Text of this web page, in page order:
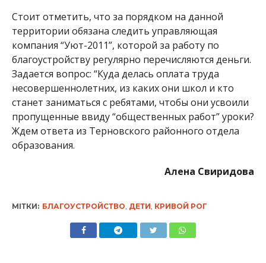
Стоит отметить, что за порядком на данной
территории обязана следить управляющая
компания “Уют-2011”, которой за работу по
благоустройству регулярно перечисляются деньги.
Задается вопрос: “Куда делась оплата труда
несовершеннолетних, из каких они школ и кто
станет заниматься с ребятами, чтобы они усвоили
пропущенные ввиду “общественных работ” уроки?
Ждем ответа из Терновского районного отдела
образования.
Алена Свиридова
МІТКИ: БЛАГОУСТРОЙСТВО, ДЕТИ, КРИВОЙ РОГ